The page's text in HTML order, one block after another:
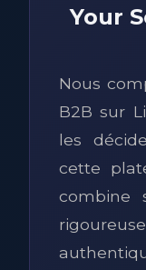
Your
Nous
B2B sur
les
cette
combine